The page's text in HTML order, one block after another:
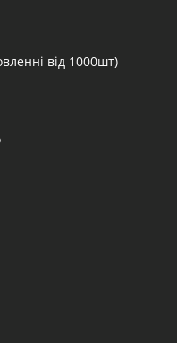
від 1000шт)